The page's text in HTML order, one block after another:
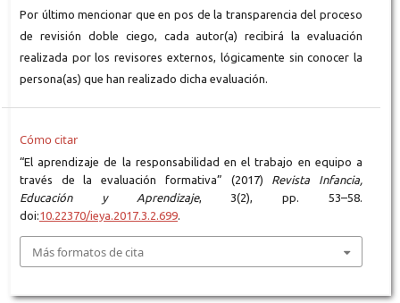
Por último mencionar que en pos de la transparencia del proceso
de revisión doble ciego, cada autor(a) recibirá la evaluación
realizada por los revisores externos, lógicamente sin conocer la
persona(as) que han realizado dicha evaluación.
Cómo citar
“El aprendizaje de la responsabilidad en el trabajo en equipo a
través de la evaluación formativa” (2017) Revista Infancia,
Educación y Aprendizaje, 3(2), pp. 53–58.
doi:10.22370/ieya.2017.3.2.699.
Más formatos de cita